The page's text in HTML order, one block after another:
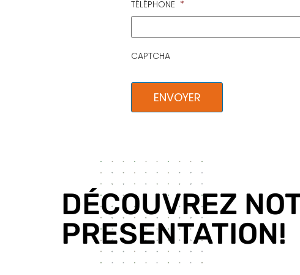
TÉLÉPHONE *
CAPTCHA
DÉCOUVREZ
PRESENTATION!